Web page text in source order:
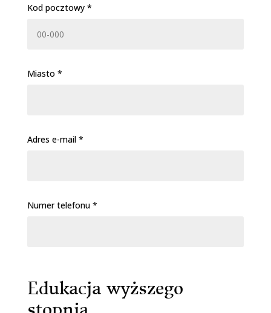
Kod pocztowy *
Miasto *
Adres e-mail *
Numer telefonu *
Edukacja wyższego